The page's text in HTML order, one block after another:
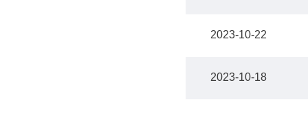
2023-10-22
2023-10-18